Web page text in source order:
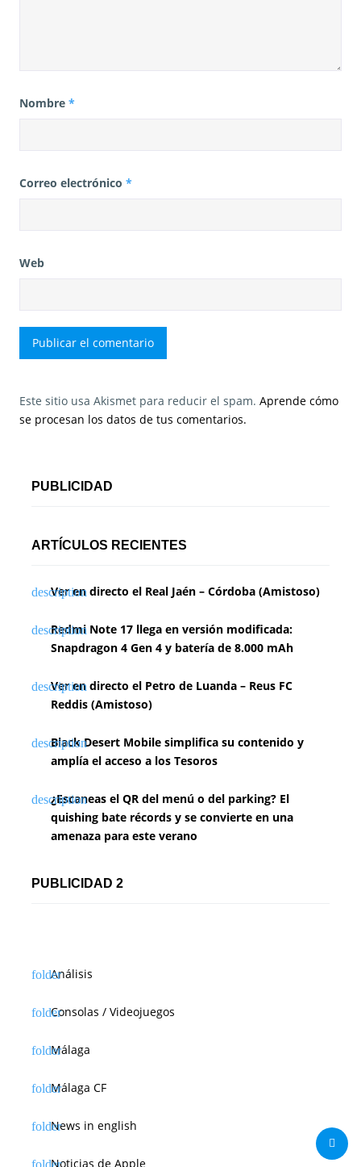
Nombre *
Correo electrónico *
Web
Este sitio usa Akismet para reducir el spam. Aprende cómo
se procesan los datos de tus comentarios.
PUBLICIDAD
ARTÍCULOS RECIENTES
Ver en directo el Real Jaén – Córdoba (Amistoso)
Redmi Note 17 llega en versión modificada:
Snapdragon 4 Gen 4 y batería de 8.000 mAh
Ver en directo el Petro de Luanda – Reus FC
Reddis (Amistoso)
Black Desert Mobile simplifica su contenido y
amplía el acceso a los Tesoros
¿Escaneas el QR del menú o del parking? El
quishing bate récords y se convierte en una
amenaza para este verano
PUBLICIDAD 2
Análisis
Consolas / Videojuegos
Málaga
Málaga CF
News in english
Noticias de Apple